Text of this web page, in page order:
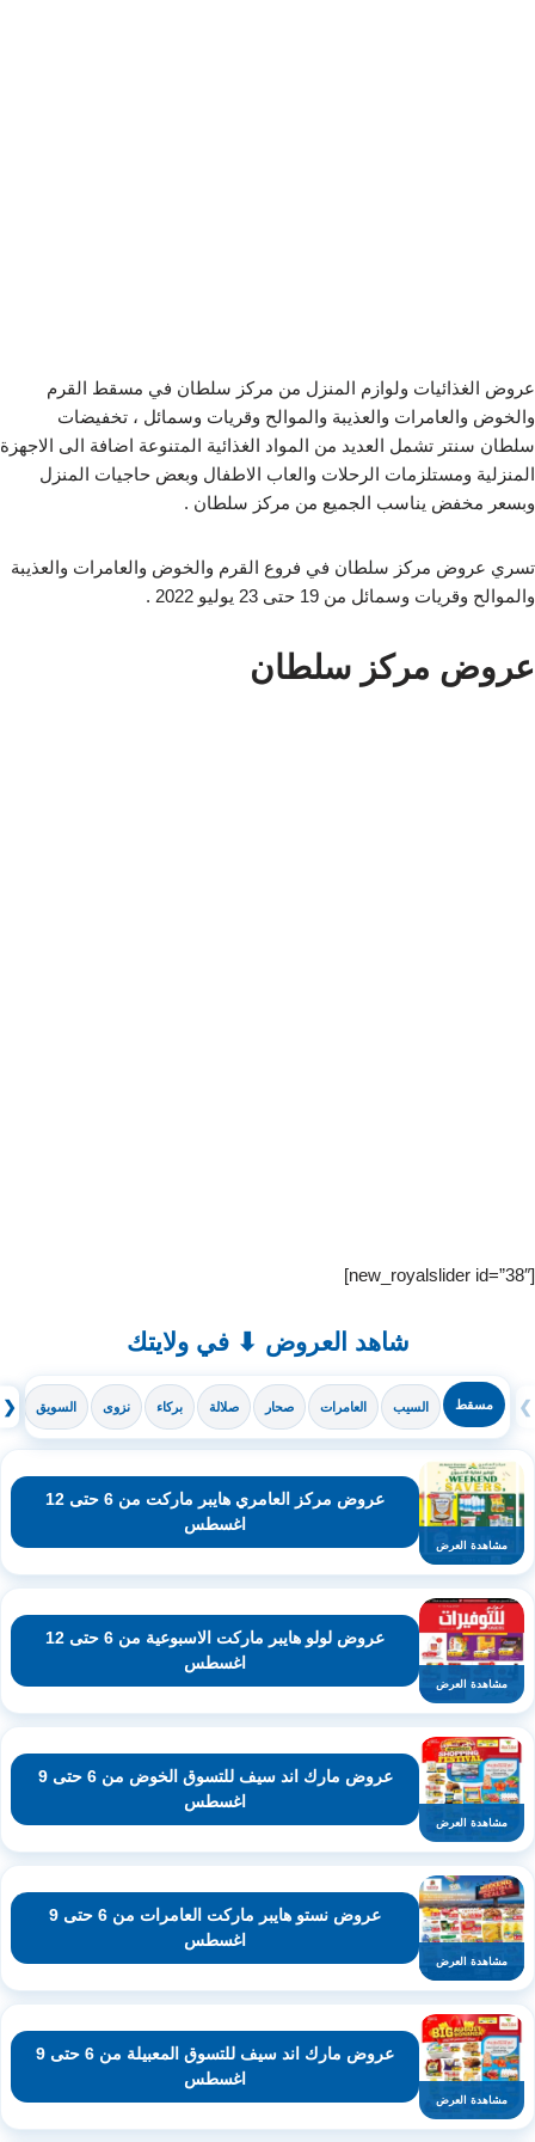
عروض الغذائيات ولوازم المنزل من مركز سلطان في مسقط القرم
والخوض والعامرات والعذيبة والموالح وقريات وسمائل ، تخفيضات
سلطان سنتر تشمل العديد من المواد الغذائية المتنوعة اضافة الى الاجهزة
المنزلية ومستلزمات الرحلات والعاب الاطفال وبعض حاجيات المنزل
وبسعر مخفض يناسب الجميع من مركز سلطان .
تسري عروض مركز سلطان في فروع القرم والخوض والعامرات والعذيبة
والموالح وقريات وسمائل من 19 حتى 23 يوليو 2022 .
عروض مركز سلطان
[new_royalslider id=”38″]
شاهد العروض ⬇ في ولايتك
❮ مسقط السيب العامرات صحار صلالة بركاء نزوى السويق ❯
مشاهدة العرض
عروض مركز العامري هايبر ماركت من 6 حتى 12
اغسطس
مشاهدة العرض
عروض لولو هايبر ماركت الاسبوعية من 6 حتى 12
اغسطس
مشاهدة العرض
عروض مارك اند سيف للتسوق الخوض من 6 حتى 9
اغسطس
مشاهدة العرض
عروض نستو هايبر ماركت العامرات من 6 حتى 9
اغسطس
مشاهدة العرض
عروض مارك اند سيف للتسوق المعبيلة من 6 حتى 9
اغسطس